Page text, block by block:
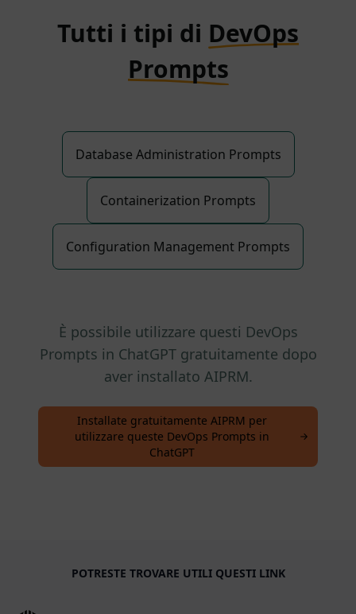
Tutti i tipi di DevOps
Prompts
Database Administration Prompts
Containerization Prompts
Configuration Management Prompts
È possibile utilizzare questi DevOps
Prompts in ChatGPT gratuitamente dopo
aver installato AIPRM.
Installate gratuitamente AIPRM per
utilizzare queste DevOps Prompts in
ChatGPT
POTRESTE TROVARE UTILI QUESTI LINK